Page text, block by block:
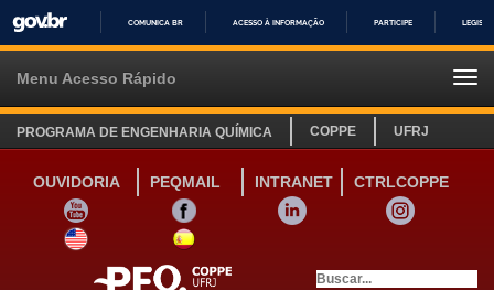
IR
COMUNICA BR ACESSO À INFORMAÇÃO PARTICIPE
Menu Acesso Rápido
PROGRAMA DE ENGENHARIA QUÍMICA COPPE UFRJ
OUVIDORIA PEQMAIL INTRANET
CTRLCOPPE
YOUTUBE
FACEBOOK LINKEDIN
INSTAGRAM
SITE INGLÊS
LINK SITE ESPANHOL